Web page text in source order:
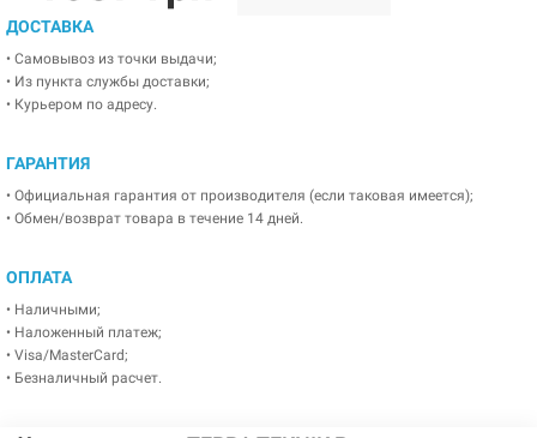
ДОСТАВКА
• Самовывоз из точки выдачи;
• Из пункта службы доставки;
• Курьером по адресу.
ГАРАНТИЯ
• Официальная гарантия от производителя (если таковая имеется);
• Обмен/возврат товара в течение 14 дней.
ОПЛАТА
• Наличными;
• Наложенный платеж;
• Visa/MasterCard;
• Безналичный расчет.